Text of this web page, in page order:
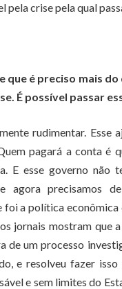
pela crise pela qual
que é preciso mais
É possível passar
rudimentar.
pagará a conta é
E esse governo não
agora precisamos
a política
jornais mostram que
de um processo
e resolveu fazer
e sem limites do